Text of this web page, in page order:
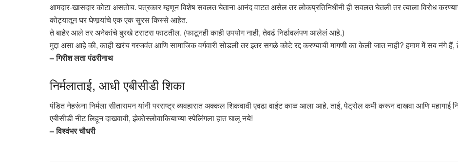
आमदार-खासदार कोटा असतोच. पत्रकार म्हणून विशेष सवलत घेताना आनंद वाटत असेल तर लोकप्रतिनिधींनी ही सवलत घेतली तर त्याला विरोध
कोट्यातून घर घेणार्‍यांचे एक एक सुरस किस्से आहेत.
ते बाहेर आले तर अनेकांचे बुरखे टराटरा फाटतील. (फाटूनही काही उपयोग नाही, तेवढं निर्ढावलंपण आलेलं आहे.)
मुद्दा असा आहे की, काही खरंच गरजवंत आणि सामाजिक वर्गवारी सोडली तर इतर सगळे कोटे रद्द करण्याची मागणी का केली जात नाही? हमाम में सब नंगे
– गिरीश लता पंढरीनाथ
निर्मलाताई, आधी एबीसीडी शिका
पंडित नेहरूंना निर्मला सीतारामन यांनी परराष्ट्र व्यवहारात अक्कल शिकवावी एवढा वाईट काळ आला आहे. ताई, पेट्रोल कमी करून दाखवा आणि महागाई
एबीसीडी नीट लिहून दाखवावी, झेकाेस्लोवाकियाच्या स्पेलिंगला हात घालू नये!
– विश्वंभर चौधरी